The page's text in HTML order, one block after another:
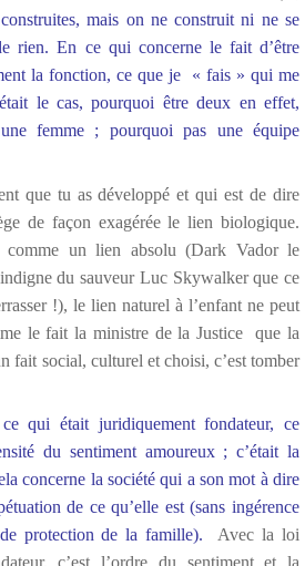
mais on ne construit ni ne se
rien. En ce qui concerne le fait d’être
la fonction, ce que je « fais » qui me
le cas, pourquoi être deux en effet,
femme ; pourquoi pas une équipe
que tu as développé et qui est de dire
de façon exagérée le lien biologique.
comme un lien absolu (Dark Vador le
du sauveur Luc Skywalker que ce
!), le lien naturel à l’enfant ne peut
le fait la ministre de la Justice que la
fait social, culturel et choisi, c’est tomber
qui était juridiquement fondateur, ce
du sentiment amoureux ; c’était la
concerne la société qui a son mot à dire
de ce qu’elle est (sans ingérence
protection de la famille). Avec la loi
c’est l’ordre du sentiment et la